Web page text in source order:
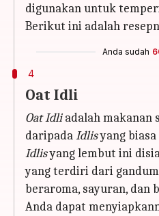
digunakan untuk
Berikut ini adalah
Anda sudah
4
Oat Idli
Oat Idliadalah makanan
daripadaIdlisyang biasa
Idlisyang lembut ini
yang terdiri dari
beraroma, sayuran, dan
Anda dapat